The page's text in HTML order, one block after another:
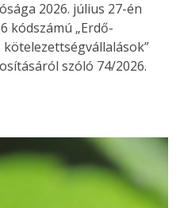
2026. július 27-én
kódszámú „Erdő-
szóló 74/2026.